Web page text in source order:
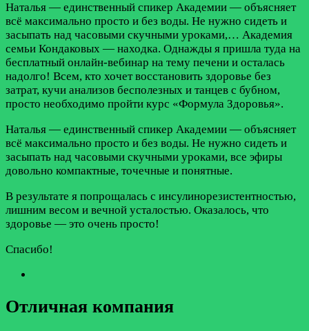
Наталья — единственный спикер Академии — объясняет
всё максимально просто и без воды. Не нужно сидеть и
засыпать над часовыми скучными уроками,… Академия
семьи Кондаковых — находка. Однажды я пришла туда на
бесплатный онлайн-вебинар на тему печени и осталась
надолго! Всем, кто хочет восстановить здоровье без
затрат, кучи анализов бесполезных и танцев с бубном,
просто необходимо пройти курс «Формула Здоровья».
Наталья — единственный спикер Академии — объясняет
всё максимально просто и без воды. Не нужно сидеть и
засыпать над часовыми скучными уроками, все эфиры
довольно компактные, точечные и понятные.
В результате я попрощалась с инсулинорезистентностью,
лишним весом и вечной усталостью. Оказалось, что
здоровье — это очень просто!
Спасибо!
Отличная компания